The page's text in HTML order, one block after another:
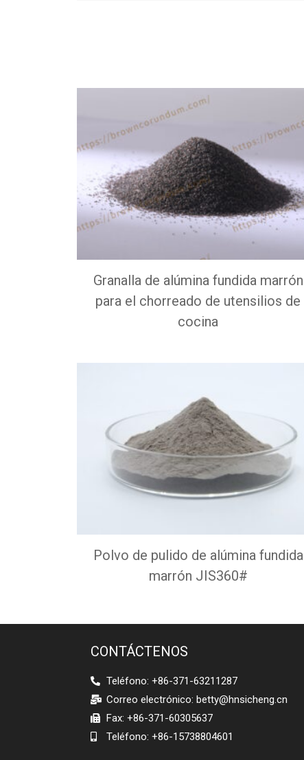
Granalla de alúmina fundida marrón
para el chorreado de utensilios de
cocina
Polvo de pulido de alúmina fundida
marrón JIS360#
CONTÁCTENOS
Teléfono: +86-371-63211287
Correo electrónico: betty@hnsicheng.cn
Fax: +86-371-60305637
Teléfono: +86-15738804601